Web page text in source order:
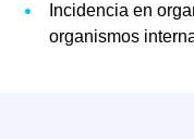
Incidencia en
organismos